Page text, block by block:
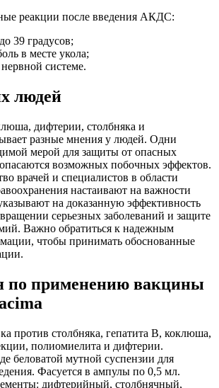
реакции после введения АКДС:
39 градусов;
в месте укола;
системе.
людей
дифтерии, столбняка и
разные мнения у людей. Одни
мерой для защиты от опасных
возможных побочных эффектов.
врачей и специалистов в области
настаивают на важности
на доказанную эффективность
серьезных заболеваний и защите
Важно обратиться к надежным
чтобы принимать обоснованные
по применению вакцины
против столбняка, гепатита В, коклюша,
полиомиелита и дифтерии.
беловатой мутной суспензии для
Фасуется в ампулы по 0,5 мл.
дифтерийный, столбнячный,